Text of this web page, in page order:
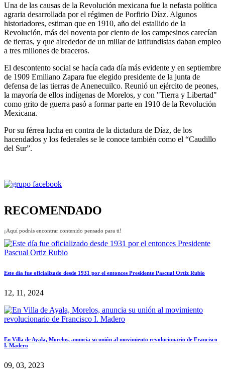
Una de las causas de la Revolución mexicana fue la nefasta política
agraria desarrollada por el régimen de Porfirio Díaz. Algunos
historiadores, estiman que en 1910, año del estallido de la
Revolución, más del noventa por ciento de los campesinos carecían
de tierras, y que alrededor de un millar de latifundistas daban empleo
a tres millones de braceros.
El descontento social se hacía cada día más evidente y en septiembre
de 1909 Emiliano Zapara fue elegido presidente de la junta de
defensa de las tierras de Anenecuilco. Reunió un ejército de peones,
la mayoría de ellos indígenas de Morelos, y con "Tierra y Libertad"
como grito de guerra pasó a formar parte en 1910 de la Revolución
Mexicana.
Por su férrea lucha en contra de la dictadura de Díaz, de los
hacendados y los federales se le conoce también como el “Caudillo
del Sur”.
RECOMENDADO
¡Aquí podrás encontrar contenido pensado para ti!
Este día fue oficializado desde 1931 por el entonces Presidente Pascual Ortiz Rubio
12, 11, 2024
En Villa de Ayala, Morelos, anuncia su unión al movimiento revolucionario de Francisco
I. Madero
09, 03, 2023